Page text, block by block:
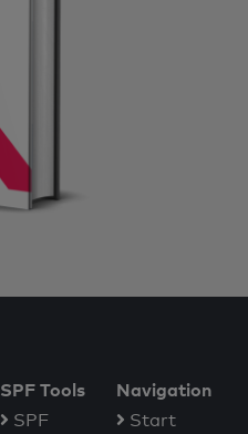
SPF Tools
SPF
Navigation
Start